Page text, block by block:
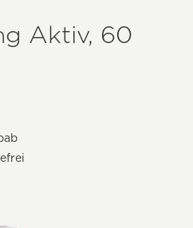
Aktiv, 60